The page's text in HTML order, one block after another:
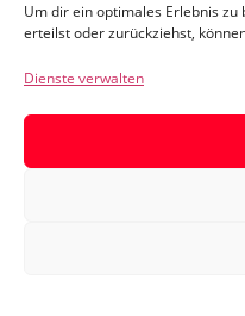
Um dir ein optimales Erlebnis
erteilst oder zurückziehst,
Dienste verwalten